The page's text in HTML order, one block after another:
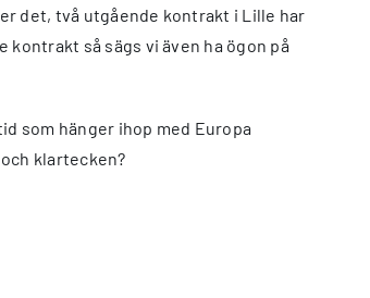
det, två utgående kontrakt i Lille har
så sägs vi även ha ögon på
som hänger ihop med Europa
klartecken?